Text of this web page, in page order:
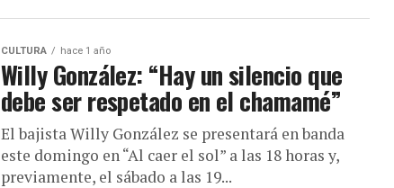
CULTURA hace 1 año
Willy González: “Hay un silencio que
debe ser respetado en el chamamé”
El bajista Willy González se presentará en banda
este domingo en “Al caer el sol” a las 18 horas y,
previamente, el sábado a las 19...